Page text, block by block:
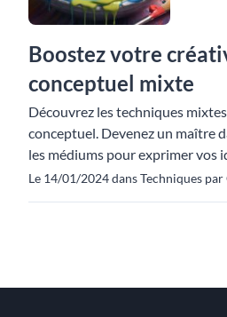
Boostez votre
conceptuel mixte
Découvrez les techniques
conceptuel. Devenez un maître
les médiums pour exprimer vos
Le 14/01/2024 dans Techniques